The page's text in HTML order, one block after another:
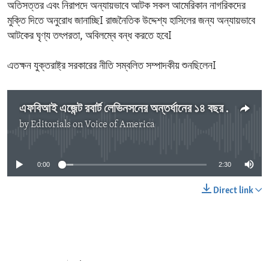
অতিসত্তর এবং নিরাপদে অন্যায়ভাবে আটক সকল আমেরিকান নাগরিকদের
মুক্তি দিতে অনুরোধ জানাচ্ছিI রাজনৈতিক উদ্দেশ্য হাসিলের জন্য অন্যায়ভাবে
আটকের ঘৃণ্য তৎপরতা, অবিলম্বে বন্ধ করতে হবেI
এতক্ষন যুক্তরাষ্ট্র সরকারের নীতি সম্বলিত সম্পাদকীয় শুনছিলেনI
এফবিআই এজেন্ট রবার্ট লেভিনসনের অন্তর্ধানের ১৪ বছর পালিত
byEditorials on Voice of America
0:00 2:30
Direct link